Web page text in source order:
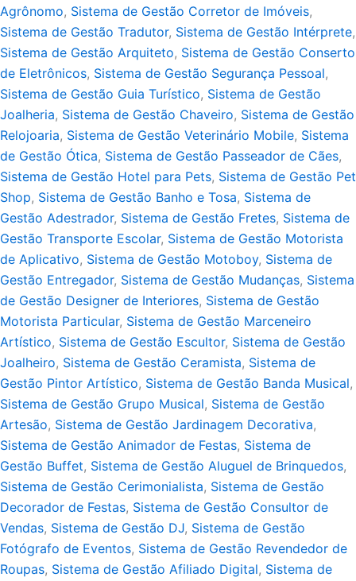
Agrônomo, Sistema de Gestão Corretor de Imóveis,
Sistema de Gestão Tradutor, Sistema de Gestão Intérprete,
Sistema de Gestão Arquiteto, Sistema de Gestão Conserto
de Eletrônicos, Sistema de Gestão Segurança Pessoal,
Sistema de Gestão Guia Turístico, Sistema de Gestão
Joalheria, Sistema de Gestão Chaveiro, Sistema de Gestão
Relojoaria, Sistema de Gestão Veterinário Mobile, Sistema
de Gestão Ótica, Sistema de Gestão Passeador de Cães,
Sistema de Gestão Hotel para Pets, Sistema de Gestão Pet
Shop, Sistema de Gestão Banho e Tosa, Sistema de
Gestão Adestrador, Sistema de Gestão Fretes, Sistema de
Gestão Transporte Escolar, Sistema de Gestão Motorista
de Aplicativo, Sistema de Gestão Motoboy, Sistema de
Gestão Entregador, Sistema de Gestão Mudanças, Sistema
de Gestão Designer de Interiores, Sistema de Gestão
Motorista Particular, Sistema de Gestão Marceneiro
Artístico, Sistema de Gestão Escultor, Sistema de Gestão
Joalheiro, Sistema de Gestão Ceramista, Sistema de
Gestão Pintor Artístico, Sistema de Gestão Banda Musical,
Sistema de Gestão Grupo Musical, Sistema de Gestão
Artesão, Sistema de Gestão Jardinagem Decorativa,
Sistema de Gestão Animador de Festas, Sistema de
Gestão Buffet, Sistema de Gestão Aluguel de Brinquedos,
Sistema de Gestão Cerimonialista, Sistema de Gestão
Decorador de Festas, Sistema de Gestão Consultor de
Vendas, Sistema de Gestão DJ, Sistema de Gestão
Fotógrafo de Eventos, Sistema de Gestão Revendedor de
Roupas, Sistema de Gestão Afiliado Digital, Sistema de